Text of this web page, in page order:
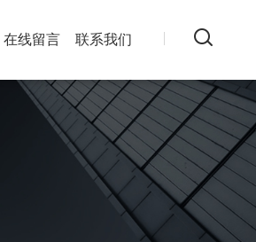
在线留言 联系我们